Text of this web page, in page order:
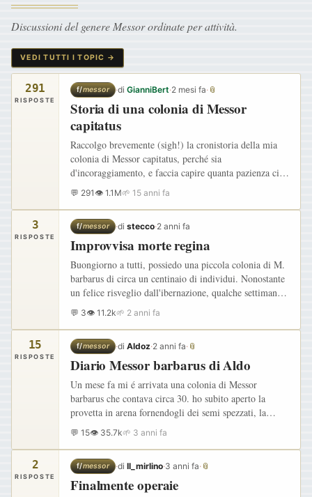
Discussioni del genere Messor ordinate per attività.
VEDI TUTTI I TOPIC →
291
RISPOSTE
f/messor ·di GianniBert·2 mesi fa· 📎
Storia di una colonia di Messor
capitatus
Raccolgo brevemente (sigh!) la cronistoria della mia
colonia di Messor capitatus, perché sia
d'incoraggiamento, e faccia capire quanta pazienza ci
vuole, per ritrovarsi al giorno d'oggi con una fiorente
colonia…
💬 291 👁 1.1M🌱 15 anni fa
3
RISPOSTE
f/messor ·di stecco·2 anni fa
Improvvisa morte regina
Buongiorno a tutti, possiedo una piccola colonia di M.
barbarus di circa un centinaio di individui. Nonostante
un felice risveglio dall'ibernazione, qualche settimana
fa, mi sono accorto che faticavo a vedere la regina.…
💬 3👁 11.2k🌱 2 anni fa
15
RISPOSTE
f/messor ·di Aldoz·2 anni fa·📎
Diario Messor barbarus di Aldo
Un mese fa mi é arrivata una colonia di Messor
barbarus che contava circa 30. ho subito aperto la
provetta in arena fornendogli dei semi spezzati, la
colonia presentava già 3/4 larve che si stavano
trasformando in pupe…
💬 15👁 35.7k🌱 3 anni fa
2
RISPOSTE
f/messor ·di Il_mirlino·3 anni fa· 📎
Finalmente operaie